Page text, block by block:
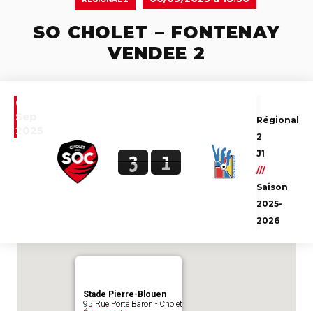
SO CHOLET – FONTENAY
VENDEE 2
6
Sep
2025
3 1
Régional
2
J1
///
Saison
2025-
2026
Emplacement du match :Stade Pierre-
Stade Pierre-Blouen
95 Rue Porte Baron - Cholet